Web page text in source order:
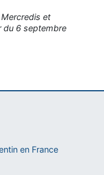
et
du 6 septembre
en France